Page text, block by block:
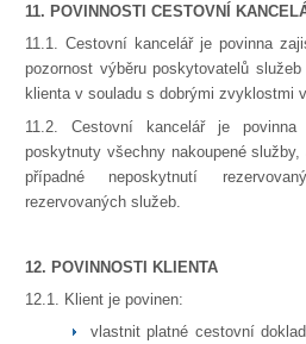
11. POVINNOSTI CESTOVNÍ
11.1. Cestovní kancelář je povinna
pozornost výběru poskytovatelů
klienta v souladu s dobrými zvyklostmi
11.2. Cestovní kancelář je
poskytnuty všechny nakoupené
případné neposkytnutí
rezervovaných služeb.
12. POVINNOSTI KLIENTA
12.1. Klient je povinen:
vlastnit platné cestovní